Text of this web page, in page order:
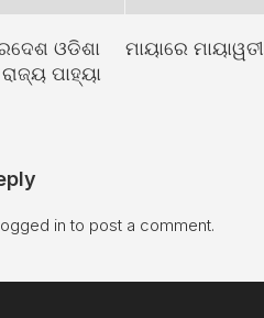
ଓଡିଶା
ପାହ୍ୟା
ମାୟାରେ ମାୟାୱତୀ
in to post a comment.